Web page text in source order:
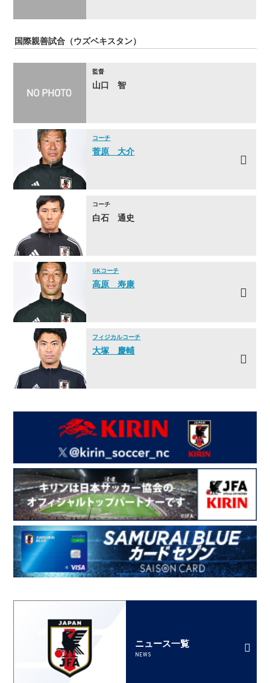
国際親善試合（ウズベキスタン）
監督
山口 智
コーチ
菅原 大介
コーチ
白石 通史
GKコーチ
高原 寿康
フィジカルコーチ
大塚 慶輔
ニュース一覧
NEWS